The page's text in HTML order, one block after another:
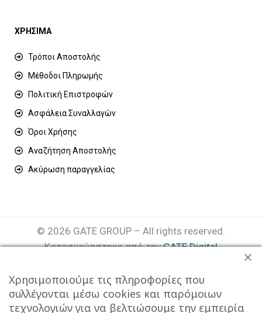
ΧΡΗΣΙΜΑ
Τρόποι Αποστολής
Μέθοδοι Πληρωμής
Πολιτική Επιστροφών
Ασφάλεια Συναλλαγών
Όροι Χρήσης
Αναζήτηση Αποστολής
Ακύρωση παραγγελίας
© 2026 GATE GROUP – All rights reserved.
Κατασκεύαστηκε από τηνGATE Digital
Αριθμός Γ.Ε.ΜΗ. : 077935642000
Χρησιμοποιούμε τις πληροφορίες που
συλλέγονται μέσω cookies και παρόμοιων
τεχνολογιών για να βελτιώσουμε την εμπειρία